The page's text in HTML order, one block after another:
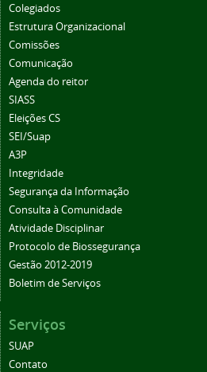
Colegiados
Estrutura Organizacional
Comissões
Comunicação
Agenda do reitor
SIASS
Eleições CS
SEI/Suap
A3P
Integridade
Segurança da Informação
Consulta à Comunidade
Atividade Disciplinar
Protocolo de Biossegurança
Gestão 2012-2019
Boletim de Serviços
Serviços
SUAP
Contato